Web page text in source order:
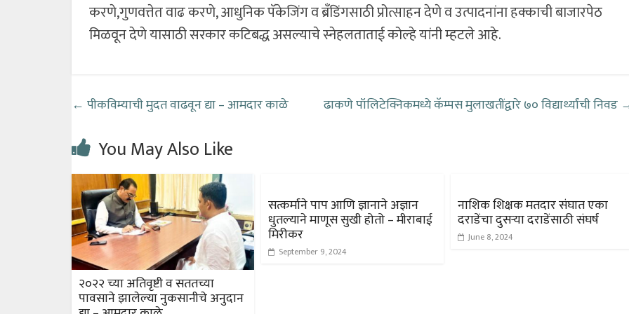
करणे,गुणवत्तेत वाढ करणे, आधुनिक पॅकेजिंग व ब्रँडिंगसाठी प्रोत्साहन देणे व उत्पादनांना हक्काची बाजारपेठ
मिळवून देणे यासाठी सरकार कटिबद्ध असल्याचे स्नेहलताताई कोल्हे यांनी म्हटले आहे.
← पीकविम्याची मुदत वाढवून द्या – आमदार काळे ढाकणे पॉलिटेक्निकमध्ये कॅम्पस मुलाखतींद्वारे ७० विद्यार्थ्यांची निवड
You May Also Like
२०२२ च्या अतिवृष्टी व सततच्या
पावसाने झालेल्या नुकसानीचे अनुदान
सत्कर्माने पाप आणि ज्ञानाने अज्ञान
धुतल्याने माणूस सुखी होतो – मीराबाई
मिरीकर
September 9, 2024
नाशिक शिक्षक मतदार संघात एका
दराडेंचा दुसऱ्या दराडेंसाठी संघर्ष
June 8, 2024